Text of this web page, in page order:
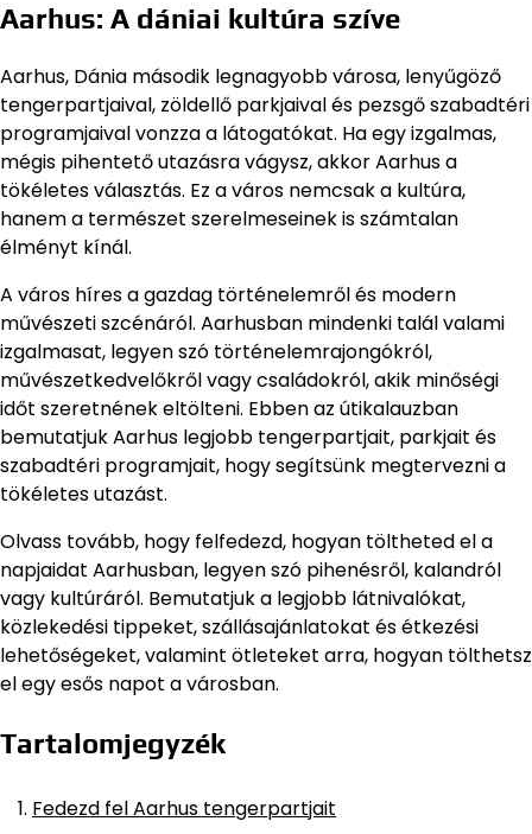
Aarhus: A dániai kultúra szíve
Aarhus, Dánia második legnagyobb városa, lenyűgöző
tengerpartjaival, zöldellő parkjaival és pezsgő szabadtéri
programjaival vonzza a látogatókat. Ha egy izgalmas,
mégis pihentető utazásra vágysz, akkor Aarhus a
tökéletes választás. Ez a város nemcsak a kultúra,
hanem a természet szerelmeseinek is számtalan
élményt kínál.
A város híres a gazdag történelemről és modern
művészeti szcénáról. Aarhusban mindenki talál valami
izgalmasat, legyen szó történelemrajongókról,
művészetkedvelőkről vagy családokról, akik minőségi
időt szeretnének eltölteni. Ebben az útikalauzban
bemutatjuk Aarhus legjobb tengerpartjait, parkjait és
szabadtéri programjait, hogy segítsünk megtervezni a
tökéletes utazást.
Olvass tovább, hogy felfedezd, hogyan töltheted el a
napjaidat Aarhusban, legyen szó pihenésről, kalandról
vagy kultúráról. Bemutatjuk a legjobb látnivalókat,
közlekedési tippeket, szállásajánlatokat és étkezési
lehetőségeket, valamint ötleteket arra, hogyan tölthetsz
el egy esős napot a városban.
Tartalomjegyzék
Fedezd fel Aarhus tengerpartjait